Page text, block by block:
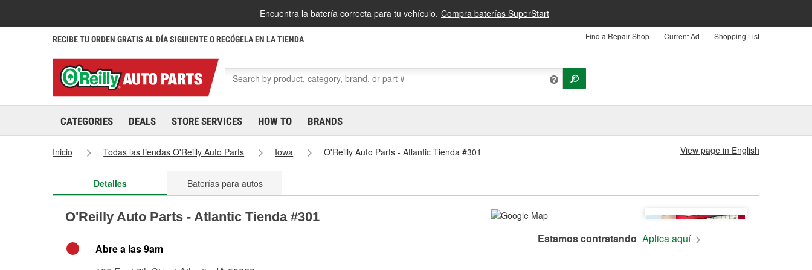
Encuentra la batería correcta para tu vehículo. Compra baterías SuperStart
RECIBE TU ORDEN GRATIS AL DÍA SIGUIENTE O RECÓGELA EN LA TIENDA Find a Repair Shop Current Ad Shopping List
CATEGORIES DEALS STORE SERVICES HOW TO BRANDS
Inicio Todas las tiendas O'Reilly Auto Parts Iowa O'Reilly Auto Parts - Atlantic Tienda #301 View page in English
Detalles Baterías para autos
O'Reilly Auto Parts - Atlantic Tienda #301
Abre a las 9am
Estamos contratando Aplica aquí